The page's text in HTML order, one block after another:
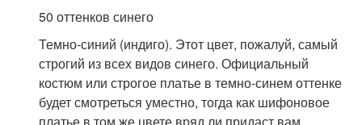
50 оттенков синего
Темно-синий (индиго). Этот цвет, пожалуй, самый
строгий из всех видов синего. Официальный
костюм или строгое платье в темно-синем оттенке
будет смотреться уместно, тогда как шифоновое